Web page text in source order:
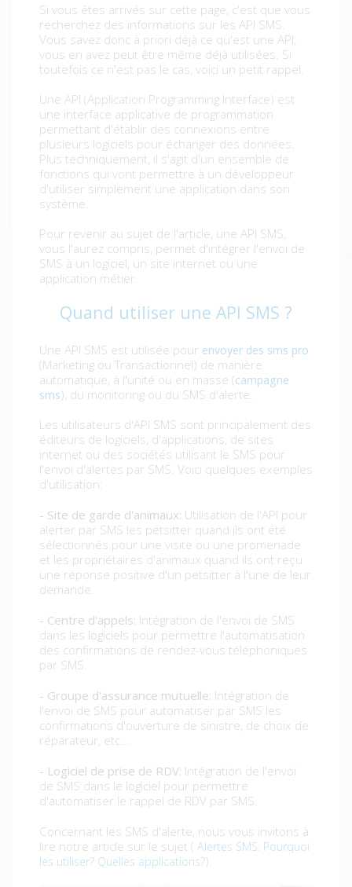
Si vous êtes arrivés sur cette page, c'est que vous
recherchez des informations sur les API SMS.
Vous savez donc à priori déjà ce qu'est une API,
vous en avez peut être même déjà utilisées. Si
toutefois ce n'est pas le cas, voici un petit rappel.
Une API (Application Programming Interface) est
une interface applicative de programmation
permettant d'établir des connexions entre
plusieurs logiciels pour échanger des données.
Plus techniquement, il s'agit d'un ensemble de
fonctions qui vont permettre à un développeur
d'utiliser simplement une application dans son
système.
Pour revenir au sujet de l'article, une API SMS,
vous l'aurez compris, permet d'intégrer l'envoi de
SMS à un logiciel, un site internet ou une
application métier.
Quand utiliser une API SMS ?
Une API SMS est utilisée pour envoyer des sms pro
(Marketing ou Transactionnel) de manière
automatique, à l'unité ou en masse (campagne
sms), du monitoring ou du SMS d'alerte.
Les utilisateurs d'API SMS sont principalement des
éditeurs de logiciels, d'applications, de sites
internet ou des sociétés utilisant le SMS pour
l'envoi d'alertes par SMS. Voici quelques exemples
d'utilisation:
- Site de garde d'animaux: Utilisation de l'API pour
alerter par SMS les petsitter quand ils ont été
sélectionnés pour une visite ou une promenade
et les propriétaires d'animaux quand ils ont reçu
une réponse positive d'un petsitter à l'une de leur
demande.
- Centre d'appels: Intégration de l'envoi de SMS
dans les logiciels pour permettre l'automatisation
des confirmations de rendez-vous téléphoniques
par SMS.
- Groupe d'assurance mutuelle: Intégration de
l'envoi de SMS pour automatiser par SMS les
confirmations d'ouverture de sinistre, de choix de
réparateur, etc...
- Logiciel de prise de RDV: Intégration de l'envoi
de SMS dans le logiciel pour permettre
d'automatiser le rappel de RDV par SMS.
Concernant les SMS d'alerte, nous vous invitons à
lire notre article sur le sujet ( Alertes SMS: Pourquoi
les utiliser? Quelles applications?).